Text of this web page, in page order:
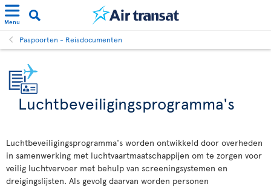
Menu
Paspoorten - Reisdocumenten
Luchtbeveiligingsprogramma's
Luchtbeveiligingsprogramma's worden ontwikkeld door overheden
in samenwerking met luchtvaartmaatschappijen om te zorgen voor
veilig luchtvervoer met behulp van screeningsystemen en
dreigingslijsten. Als gevolg daarvan worden personen